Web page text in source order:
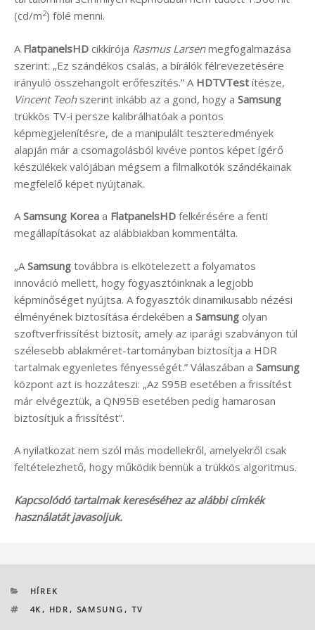
(cd/m2) fölé menni.
A FlatpanelsHD cikkírója Rasmus Larsenmegfogalmazása
szerint: „Ez szándékos csalás, a bírálók félrevezetésére
irányuló összehangolt erőfeszítés.” A HDTVTest ítésze,
Vincent Teohszerint inkább az a gond, hogy a Samsung
trükkös TV-i persze kalibrálhatóak a pontos
képmegjelenítésre, de a manipulált teszteredmények
alapján már a csomagolásból kivéve pontos képet ígérő
készülékek valójában mégsem a filmalkotók szándékainak
megfelelő képet nyújtanak.
ASamsung Korea a FlatpanelsHD felkérésére a fenti
megállapításokat az alábbiakban kommentálta.
„A Samsung továbbra is elkötelezett a folyamatos
innováció mellett, hogy fogyasztóinknak a legjobb
képminőséget nyújtsa. A fogyasztók dinamikusabb nézési
élményének biztosítása érdekében a Samsung olyan
szoftverfrissítést biztosít, amely az iparági szabványon túl
szélesebb ablakméret-tartományban biztosítja a HDR
tartalmak egyenletes fényességét.” Válaszában a Samsung
központ azt is hozzáteszi: „Az S95B esetében a frissítést
már elvégeztük, a QN95B esetében pedig hamarosan
biztosítjuk a frissítést”.
A nyilatkozat nem szól más modellekről, amelyekről csak
feltételezhető, hogy működik bennük a trükkös algoritmus.
Kapcsolódó tartalmak kereséséhez az alábbi címkék
használatát javasoljuk.
KATEGÓRIÁK
HÍREK
CÍMKÉK
4K , HDR , SAMSUNG , TV